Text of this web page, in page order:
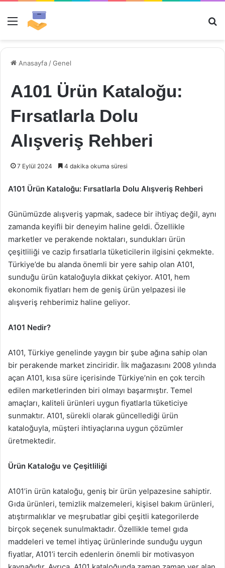
Menü
Anasayfa /Genel
A101 Ürün Kataloğu:
Fırsatlarla Dolu
Alışveriş Rehberi
7 Eylül 2024 4 dakika okuma süresi
A101 Ürün Kataloğu: Fırsatlarla Dolu Alışveriş Rehberi
Günümüzde alışveriş yapmak, sadece bir ihtiyaç değil, aynı
zamanda keyifli bir deneyim haline geldi. Özellikle
marketler ve perakende noktaları, sundukları ürün
çeşitliliği ve cazip fırsatlarla tüketicilerin ilgisini çekmekte.
Türkiye’de bu alanda önemli bir yere sahip olan A101,
sunduğu ürün kataloğuyla dikkat çekiyor. A101, hem
ekonomik fiyatları hem de geniş ürün yelpazesi ile
alışveriş rehberimiz haline geliyor.
A101 Nedir?
A101, Türkiye genelinde yaygın bir şube ağına sahip olan
bir perakende market zinciridir. İlk mağazasını 2008 yılında
açan A101, kısa süre içerisinde Türkiye’nin en çok tercih
edilen marketlerinden biri olmayı başarmıştır. Temel
amaçları, kaliteli ürünleri uygun fiyatlarla tüketiciye
sunmaktır. A101, sürekli olarak güncellediği ürün
kataloğuyla, müşteri ihtiyaçlarına uygun çözümler
üretmektedir.
Ürün Kataloğu ve Çeşitliliği
A101’in ürün kataloğu, geniş bir ürün yelpazesine sahiptir.
Gıda ürünleri, temizlik malzemeleri, kişisel bakım ürünleri,
atıştırmalıklar ve meşrubatlar gibi çeşitli kategorilerde
birçok seçenek sunulmaktadır. Özellikle temel gıda
maddeleri ve temel ihtiyaç ürünlerinde sunduğu uygun
fiyatlar, A101’i tercih edenlerin önemli bir motivasyon